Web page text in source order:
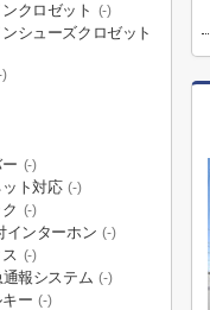
クロゼット (-)
シューズクロゼット
)
(-)
ト対応 (-)
(-)
インターホン (-)
(-)
報システム (-)
ー (-)